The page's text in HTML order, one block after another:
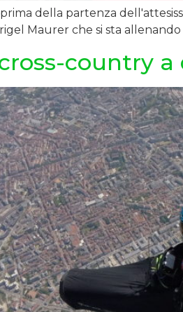
della partenza
Maurer che si sta
country a